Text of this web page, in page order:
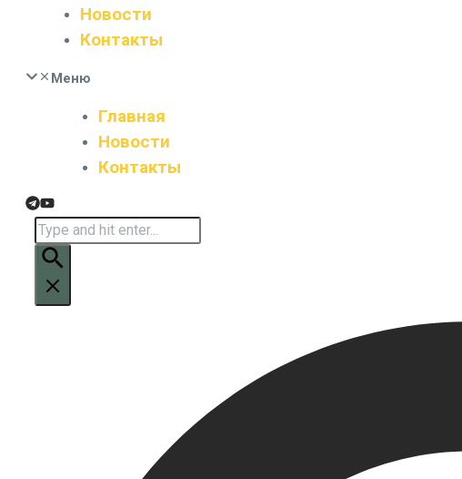
Новости
Контакты
Меню
Главная
Новости
Контакты
Искать: